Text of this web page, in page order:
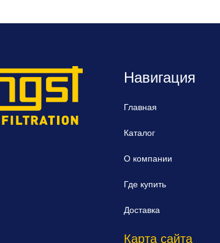
Навигация
Главная
О компании
Каталог
Где купить
Карта сайта
Доставка